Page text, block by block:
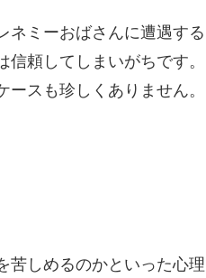
ネミーおばさんに遭遇する
頼してしまいがちです。
スも珍しくありません。
苦しめるのかといった心理